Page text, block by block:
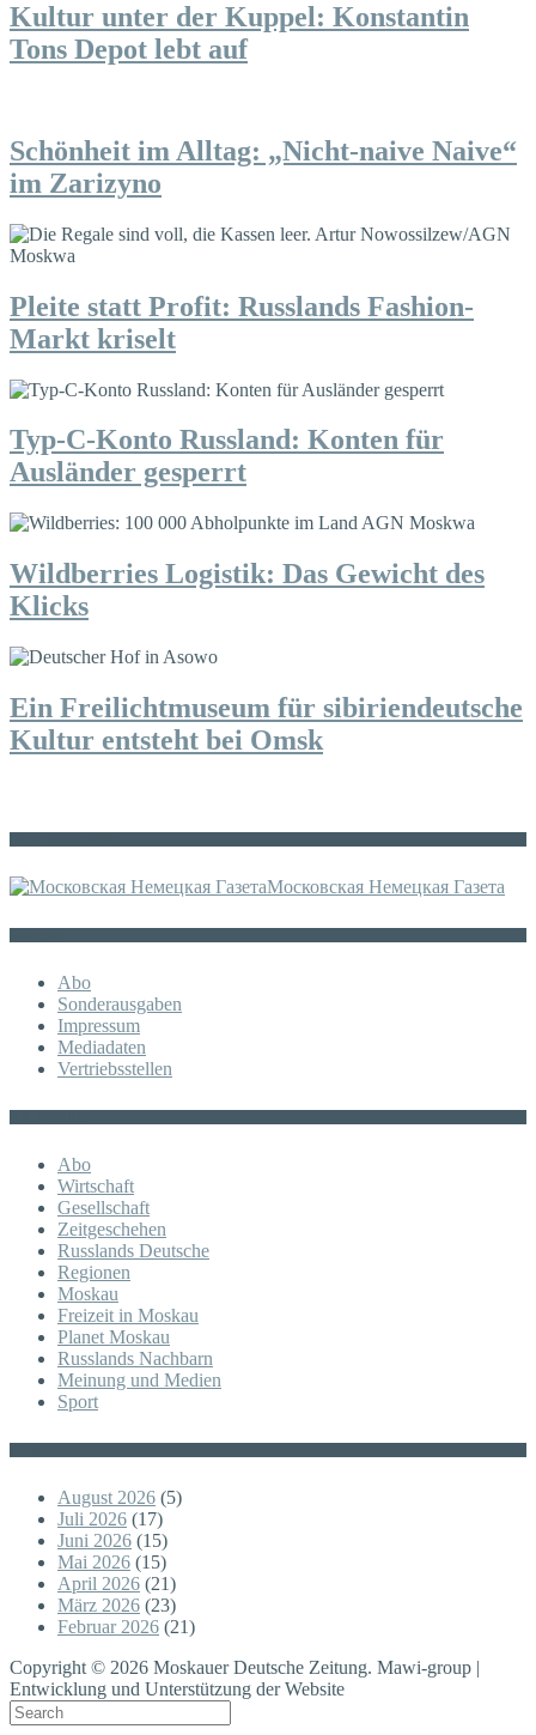
Kultur unter der Kuppel: Konstantin
Tons Depot lebt auf
Schönheit im Alltag: „Nicht-naive Naive“
im Zarizyno
Pleite statt Profit: Russlands Fashion-
Markt kriselt
Typ-C-Konto Russland: Konten für
Ausländer gesperrt
Wildberries Logistik: Das Gewicht des
Klicks
Ein Freilichtmuseum für sibiriendeutsche
Kultur entsteht bei Omsk
Московская Немецкая Газета
Abo
Sonderausgaben
Impressum
Mediadaten
Vertriebsstellen
Abo
Wirtschaft
Gesellschaft
Zeitgeschehen
Russlands Deutsche
Regionen
Moskau
Freizeit in Moskau
Planet Moskau
Russlands Nachbarn
Meinung und Medien
Sport
August 2026 (5)
Juli 2026 (17)
Juni 2026 (15)
Mai 2026 (15)
April 2026 (21)
März 2026 (23)
Februar 2026 (21)
Copyright © 2026 Moskauer Deutsche Zeitung. Mawi-group |
Entwicklung und Unterstützung der Website